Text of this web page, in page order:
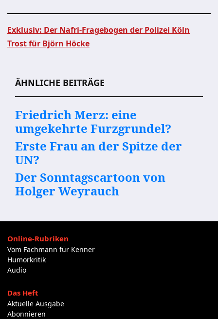
Exklusiv: Der Nafri-Fragebogen der Polizei Köln
Trost für Björn Höcke
ÄHNLICHE BEITRÄGE
Friedrich Merz: eine
umgekehrte Furzgrundel?
Erste Frau an der Spitze der
UN?
Der Sonntagscartoon von
Holger Weyrauch
Online-Rubriken
Vom Fachmann für Kenner
Humorkritik
Audio
Das Heft
Aktuelle Ausgabe
Abonnieren